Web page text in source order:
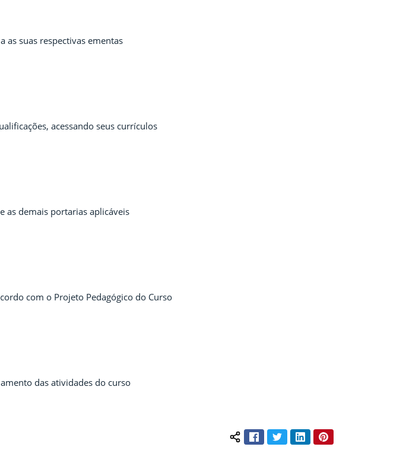
as suas respectivas ementas
acessando seus currículos
as demais portarias aplicáveis
com o Projeto Pedagógico do Curso
das atividades do curso
Compartilhar conteúdo:
FacebookTwitterLinkedInPinterest